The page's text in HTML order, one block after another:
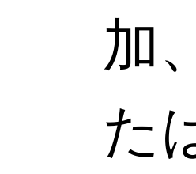
加
た